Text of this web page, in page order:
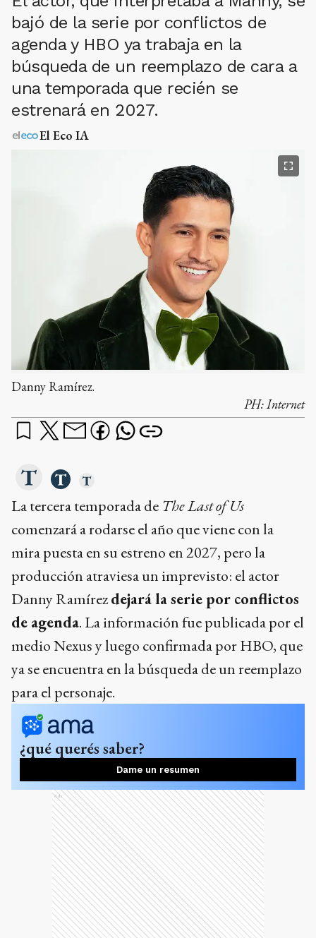
bajó de la serie por conflictos de
agenda y HBO ya trabaja en la
búsqueda de un reemplazo de cara a
una temporada que recién se
estrenará en 2027.
El Eco IA
Danny Ramírez.
PH:Internet
La tercera temporada de The Last of Us
comenzará a rodarse el año que viene con la
mira puesta en su estreno en 2027, pero la
producción atraviesa un imprevisto: el actor
Danny Ramírezdejará la serie por conflictos
de agenda. La información fue publicada por el
medio Nexus y luego confirmada por HBO, que
ya se encuentra en la búsqueda de un reemplazo
para el personaje.
¿qué querés saber?
Dame un resumen
Ads